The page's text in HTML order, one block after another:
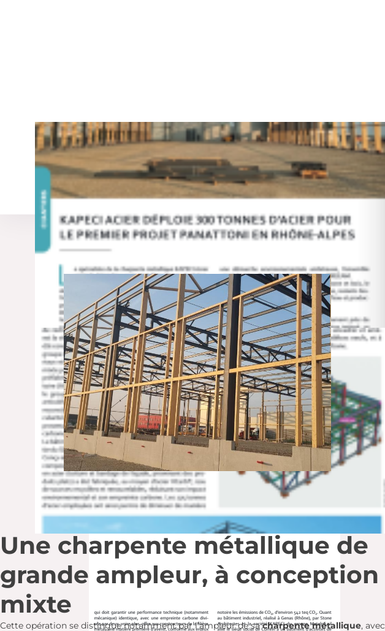
Une charpente métallique de
grande ampleur, à conception
mixte
Cette opération se distingue notamment par l’ampleur de sacharpente métallique, avec